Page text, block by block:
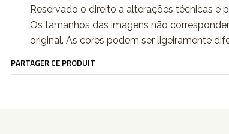
Reservado o direito a alterações técnicas e
Os tamanhos das imagens não
original. As cores podem ser ligeiramente
PARTAGER CE PRODUIT